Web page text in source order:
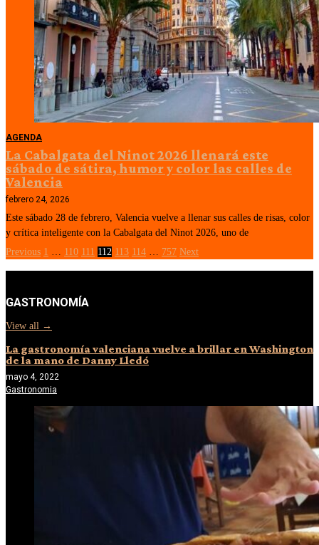
AGENDA
La Cabalgata del Ninot 2026 llenará este
sábado de sátira, humor y color las calles de
Valencia
febrero 24, 2026
Este sábado 28 de febrero, Valencia vuelve a llenar sus calles de risas, color
y crítica inteligente con la Cabalgata del Ninot 2026, uno de
Previous 1 … 110 111 112 113 114 … 757 Next
GASTRONOMÍA
View all →
La gastronomía valenciana vuelve a brillar en Washington
de la mano de Danny Lledó
mayo 4, 2022
Gastronomia